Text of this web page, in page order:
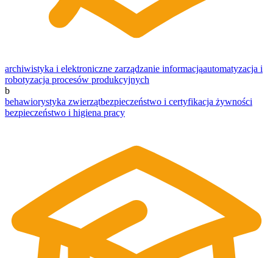
archiwistyka i elektroniczne zarządzanie informacjąautomatyzacja i
robotyzacja procesów produkcyjnych
b
behawiorystyka zwierzątbezpieczeństwo i certyfikacja żywności
bezpieczeństwo i higiena pracy